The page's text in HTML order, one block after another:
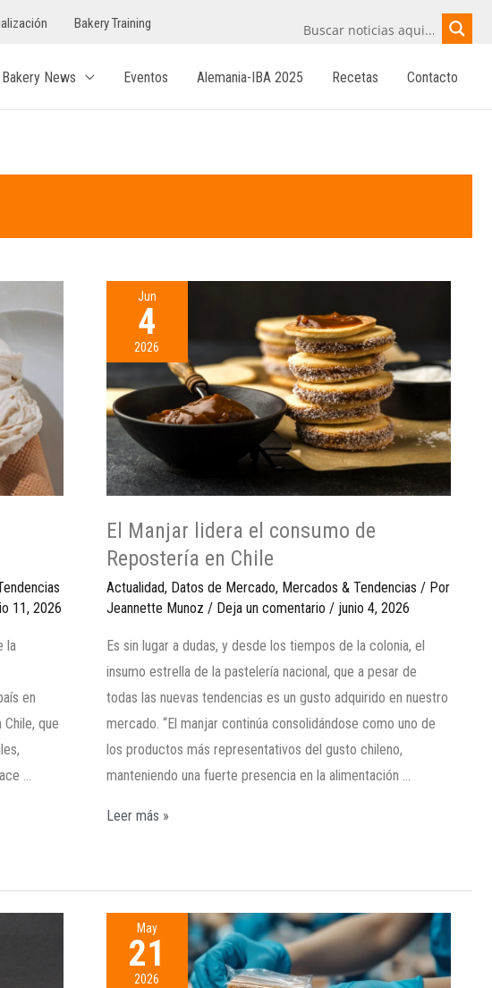
Bakery Training
Bakery News Eventos Alemania-IBA 2025 Recetas Contacto
11, 2026
la
en
que
…
Jun
4
2026
El Manjar lidera el consumo de
Repostería en Chile
Actualidad, Datos de Mercado, Mercados & Tendencias / Por
Jeannette Munoz / Deja un comentario / junio 4, 2026
Es sin lugar a dudas, y desde los tiempos de la colonia, el
insumo estrella de la pastelería nacional, que a pesar de
todas las nuevas tendencias es un gusto adquirido en nuestro
mercado. “El manjar continúa consolidándose como uno de
los productos más representativos del gusto chileno,
manteniendo una fuerte presencia en la alimentación …
Leer más »
May
21
2026